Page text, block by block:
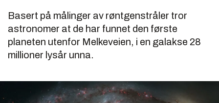
Basert på målinger av røntgenstråler tror
astronomer at de har funnet den første
planeten utenfor Melkeveien, i en galakse 28
millioner lysår unna.